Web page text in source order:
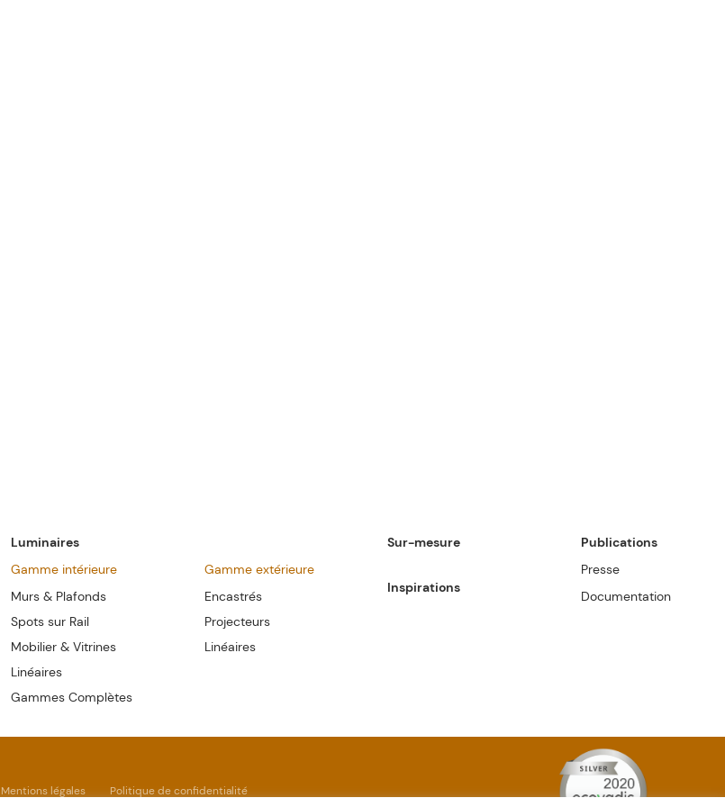
Luminaires
Gamme intérieure
Murs & Plafonds
Spots sur Rail
Mobilier & Vitrines
Linéaires
Gammes Complètes
Gamme extérieure
Encastrés
Projecteurs
Linéaires
Sur-mesure
Inspirations
Publications
Presse
Documentation
Mentions légales Politique de confidentialité